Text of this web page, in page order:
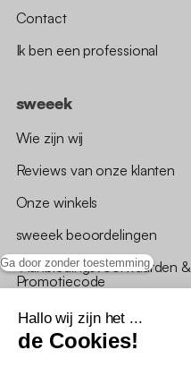
Ga door zonder toestemming
Hallo wij zijn het ...
de Cookies!
Contact
Ik ben een professional
sweeek
Wie zijn wij
Reviews van onze klanten
Onze winkels
sweeek beoordelingen
*Aanbiedingsvoorwaarden &
Promotiecode